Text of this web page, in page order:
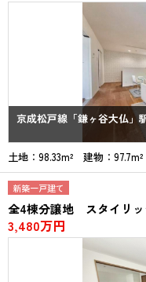
京成松戸線「鎌ヶ谷大仏」
土地：98.33m² 建物：
新築一戸建て
全4棟分譲地 スタイリ
3,480万円